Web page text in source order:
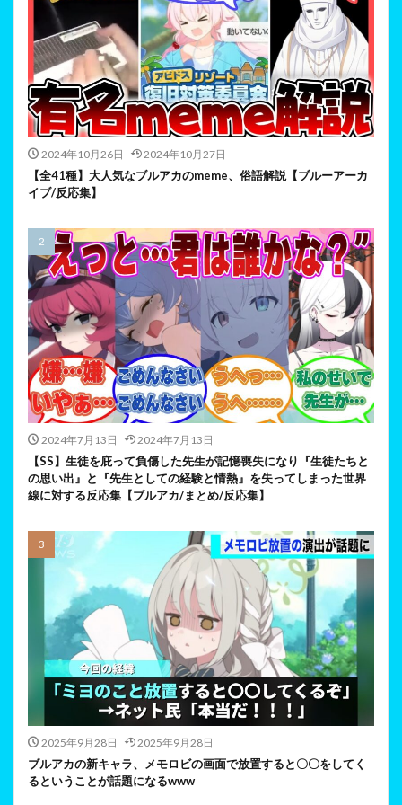
2024年10月26日 2024年10月27日
【全41種】大人気なブルアカのmeme、俗語解説【ブルーアーカ
イブ/反応集】
2024年7月13日 2024年7月13日
【SS】生徒を庇って負傷した先生が記憶喪失になり『生徒たちと
の思い出』と『先生としての経験と情熱』を失ってしまった世界
線に対する反応集【ブルアカ/まとめ/反応集】
2025年9月28日 2025年9月28日
ブルアカの新キャラ、メモロビの画面で放置すると〇〇をしてく
るということが話題になるwww